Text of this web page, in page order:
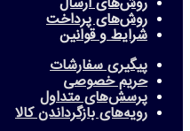
روش‌های پرداخت
شرایط و قوانین
پیگیری سفارشات
حریم خصوصی
پرسش‌های متداول
رویه‌های بازگرداندن کالا